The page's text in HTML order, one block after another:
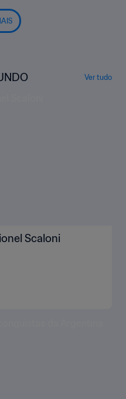
Ver tudo
Scaloni